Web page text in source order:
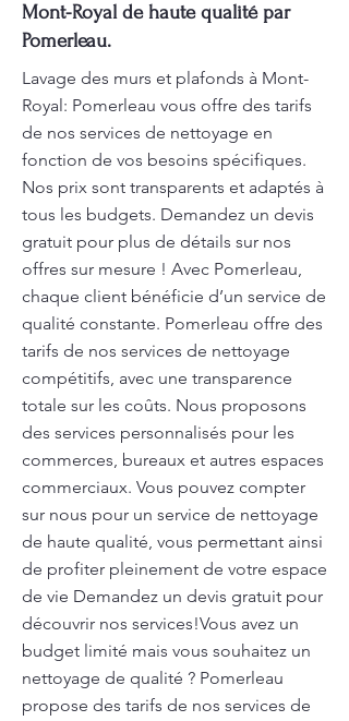
Mont-Royal de haute qualité par
Pomerleau.
Lavage des murs et plafonds à Mont-
Royal: Pomerleau vous offre des tarifs
de nos services de nettoyage en
fonction de vos besoins spécifiques.
Nos prix sont transparents et adaptés à
tous les budgets. Demandez un devis
gratuit pour plus de détails sur nos
offres sur mesure ! Avec Pomerleau,
chaque client bénéficie d’un service de
qualité constante. Pomerleau offre des
tarifs de nos services de nettoyage
compétitifs, avec une transparence
totale sur les coûts. Nous proposons
des services personnalisés pour les
commerces, bureaux et autres espaces
commerciaux. Vous pouvez compter
sur nous pour un service de nettoyage
de haute qualité, vous permettant ainsi
de profiter pleinement de votre espace
de vie Demandez un devis gratuit pour
découvrir nos services!Vous avez un
budget limité mais vous souhaitez un
nettoyage de qualité ? Pomerleau
propose des tarifs de nos services de